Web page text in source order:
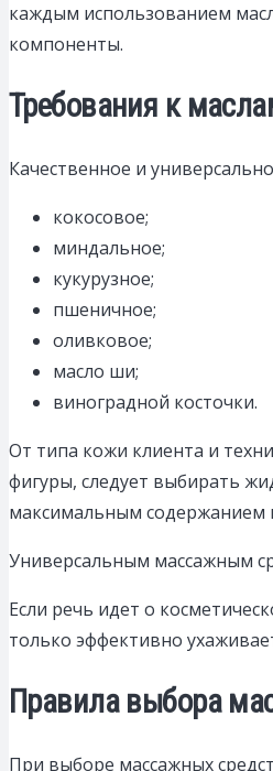
каждым использованием
компоненты.
Требования к
Качественное и
кокосовое;
миндальное;
кукурузное;
пшеничное;
оливковое;
масло ши;
виноградной косточки.
От типа кожи клиента и
фигуры, следует выбирать
максимальным содержанием
Универсальным массажным
Если речь идет о
только эффективно
Правила выбора
При выборе массажных